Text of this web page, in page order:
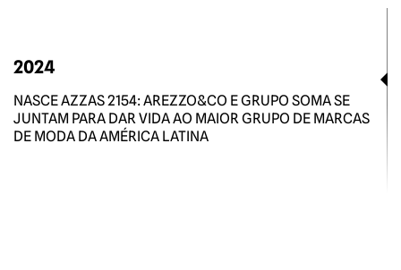
2024
NASCE AZZAS 2154: AREZZO&CO E GRUPO SOMA SE
JUNTAM PARA DAR VIDA AO MAIOR GRUPO DE MARCAS
DE MODA DA AMÉRICA LATINA